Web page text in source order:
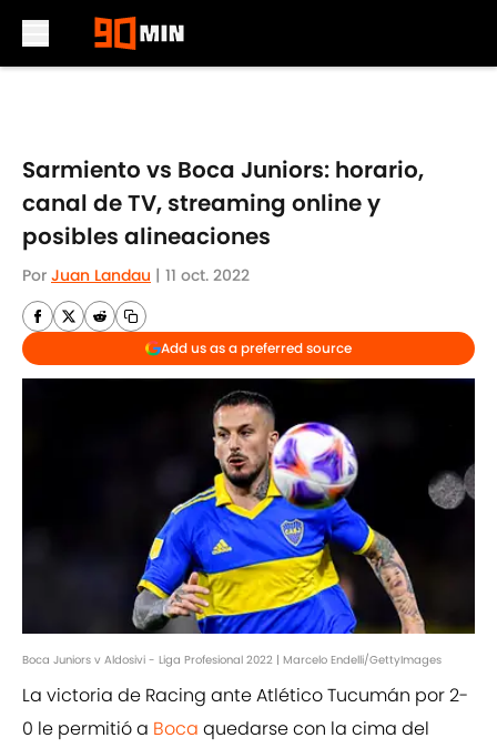
Sarmiento vs Boca Juniors: horario,
canal de TV, streaming online y
posibles alineaciones
Por Juan Landau | 11 oct. 2022
Add us as a preferred source
Boca Juniors v Aldosivi - Liga Profesional 2022 | Marcelo Endelli/GettyImages
La victoria de Racing ante Atlético Tucumán por 2-
0 le permitió a Boca quedarse con la cima del